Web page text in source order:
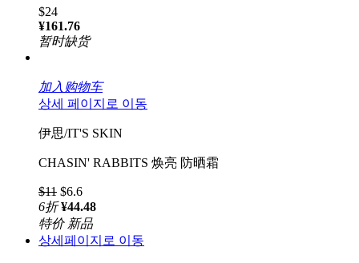
$24
¥161.76
暂时缺货
加入购物车
상세 페이지로 이동
伊思/IT'S SKIN
CHASIN' RABBITS 焕亮 防晒霜
$11 $6.6
6折 ¥44.48
特价 新品
상세페이지로 이동